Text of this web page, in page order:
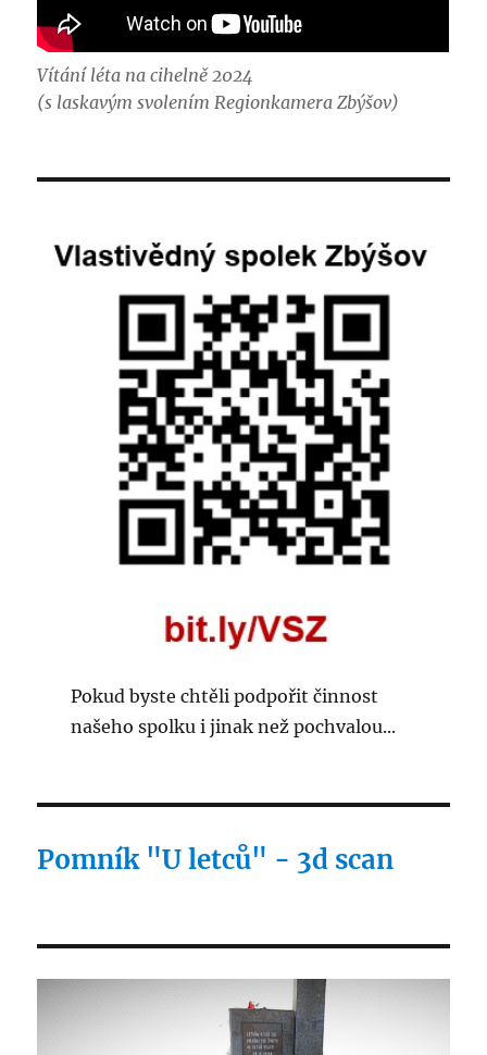
Vítání léta na cihelně 2024
(s laskavým svolením Regionkamera Zbýšov)
Pokud byste chtěli podpořit činnost
našeho spolku i jinak než pochvalou...
Pomník "U letců" - 3d scan